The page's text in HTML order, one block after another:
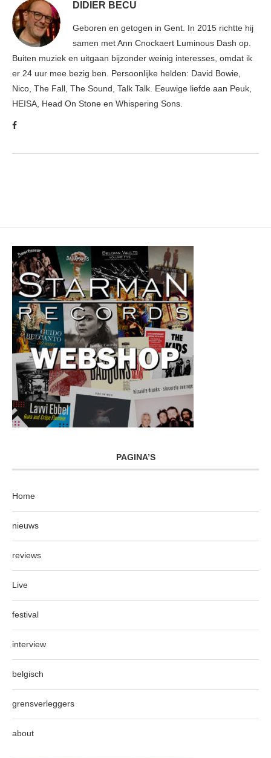
DIDIER BECU
Geboren en getogen in Gent. In 2015 richtte hij
samen met Ann Cnockaert Luminous Dash op.
Buiten muziek en uitgaan bijzonder weinig interesses, omdat ik
er 24 uur mee bezig ben. Persoonlijke helden: David Bowie,
Nico, The Fall, The Sound, Talk Talk. Eeuwige liefde aan Peuk,
HEISA, Head On Stone en Whispering Sons.
PAGINA’S
Home
nieuws
reviews
Live
festival
interview
belgisch
grensverleggers
about